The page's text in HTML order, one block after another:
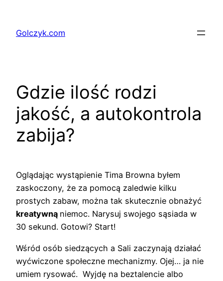
treściGolczyk.com
Gdzie ilość rodzi
jakość, a autokontrola
zabija?
Oglądając wystąpienie Tima Browna byłem
zaskoczony, że za pomocą zaledwie kilku
prostych zabaw, można tak skutecznie obnażyć
kreatywną niemoc. Narysuj swojego sąsiada w
30 sekund. Gotowi? Start!
Wśród osób siedzących a Sali zaczynają działać
wyćwiczone społeczne mechanizmy. Ojej… ja nie
umiem rysować. Wyjdę na beztalencie albo